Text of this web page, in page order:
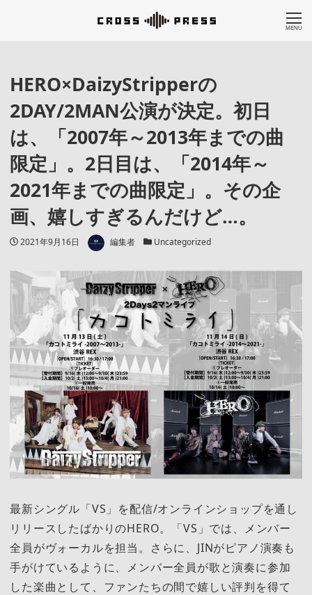
MENU
HERO×DaizyStripperの
2DAY/2MAN公演が決定。初日
は、「2007年～2013年までの曲
限定」。2日目は、「2014年～
2021年までの曲限定」。その企
画、嬉しすぎるんだけど…。
投稿日
2021年9月16日 著者 編集者 カテゴリー
Uncategorized
最新シングル「VS」を配信/オンラインショップを通し
リリースしたばかりのHERO。「VS」では、メンバー
全員がヴォーカルを担当。さらに、JINがピアノ演奏も
手がけているように、メンバー全員が歌と演奏に参加
した楽曲として、ファンたちの間で嬉しい評判を得て